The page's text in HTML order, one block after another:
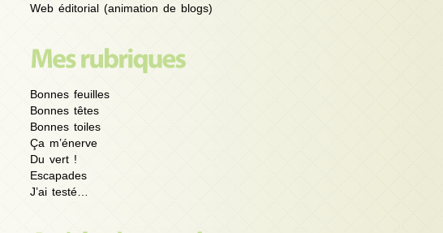
Web éditorial (animation de blogs)
Bonnes feuilles
Bonnes têtes
Bonnes toiles
Ça m’énerve
Du vert !
Escapades
J’ai testé…